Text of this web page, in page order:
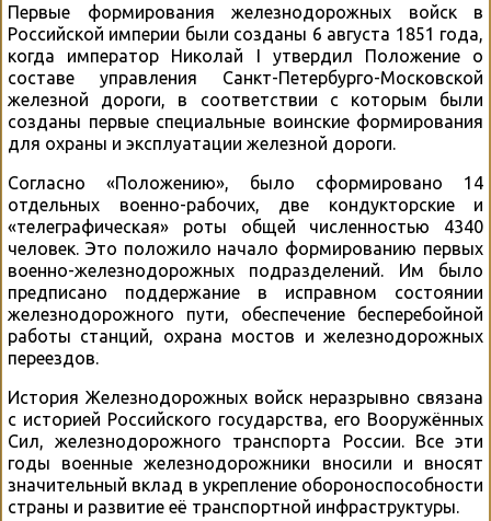
Первые формирования железнодорожных войск в
Российской империи были созданы 6 августа 1851 года,
когда император Николай I утвердил Положение о
составе управления Санкт-Петербурго-Московской
железной дороги, в соответствии с которым были
созданы первые специальные воинские формирования
для охраны и эксплуатации железной дороги.
Согласно «Положению», было сформировано 14
отдельных военно-рабочих, две кондукторские и
«телеграфическая» роты общей численностью 4340
человек. Это положило начало формированию первых
военно-железнодорожных подразделений. Им было
предписано поддержание в исправном состоянии
железнодорожного пути, обеспечение бесперебойной
работы станций, охрана мостов и железнодорожных
переездов.
История Железнодорожных войск неразрывно связана
с историей Российского государства, его Вооружённых
Сил, железнодорожного транспорта России. Все эти
годы военные железнодорожники вносили и вносят
значительный вклад в укрепление обороноспособности
страны и развитие её транспортной инфраструктуры.